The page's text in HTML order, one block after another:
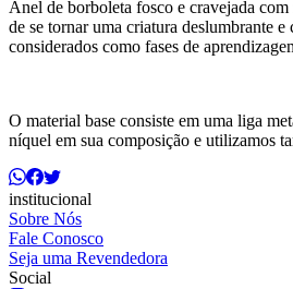
Anel de borboleta fosco e cravejada
de se tornar uma criatura deslumbrante
considerados como fases de
O material base consiste em uma liga
níquel em sua composição e utilizamos
institucional
Sobre Nós
Fale Conosco
Seja uma Revendedora
Social